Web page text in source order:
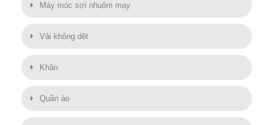
Máy móc sợi nhuộm may
Vải không dệt
Khăn
Quần áo